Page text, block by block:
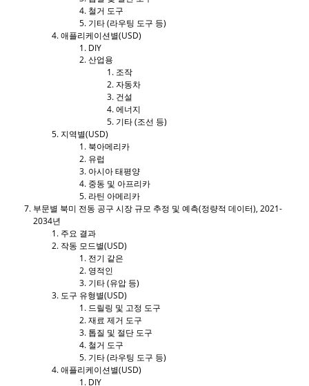
철거 도구
기타 (라우팅 도구 등)
애플리케이션별(USD)
DIY
산업용
조작
자동차
건설
에너지
기타 (조선 등)
지역별(USD)
북아메리카
유럽
아시아 태평양
중동 및 아프리카
라틴 아메리카
부문별 북미 전동 공구 시장 규모 추정 및 예측(정량적 데이터), 2021-
2034년
주요 결과
작동 모드별(USD)
전기 같은
영적인
기타 (유압 등)
도구 유형별(USD)
드릴링 및 고정 도구
재료 제거 도구
톱질 및 절단 도구
철거 도구
기타 (라우팅 도구 등)
애플리케이션별(USD)
DIY